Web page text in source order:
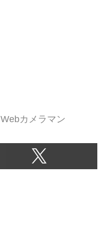
Webカメラマン